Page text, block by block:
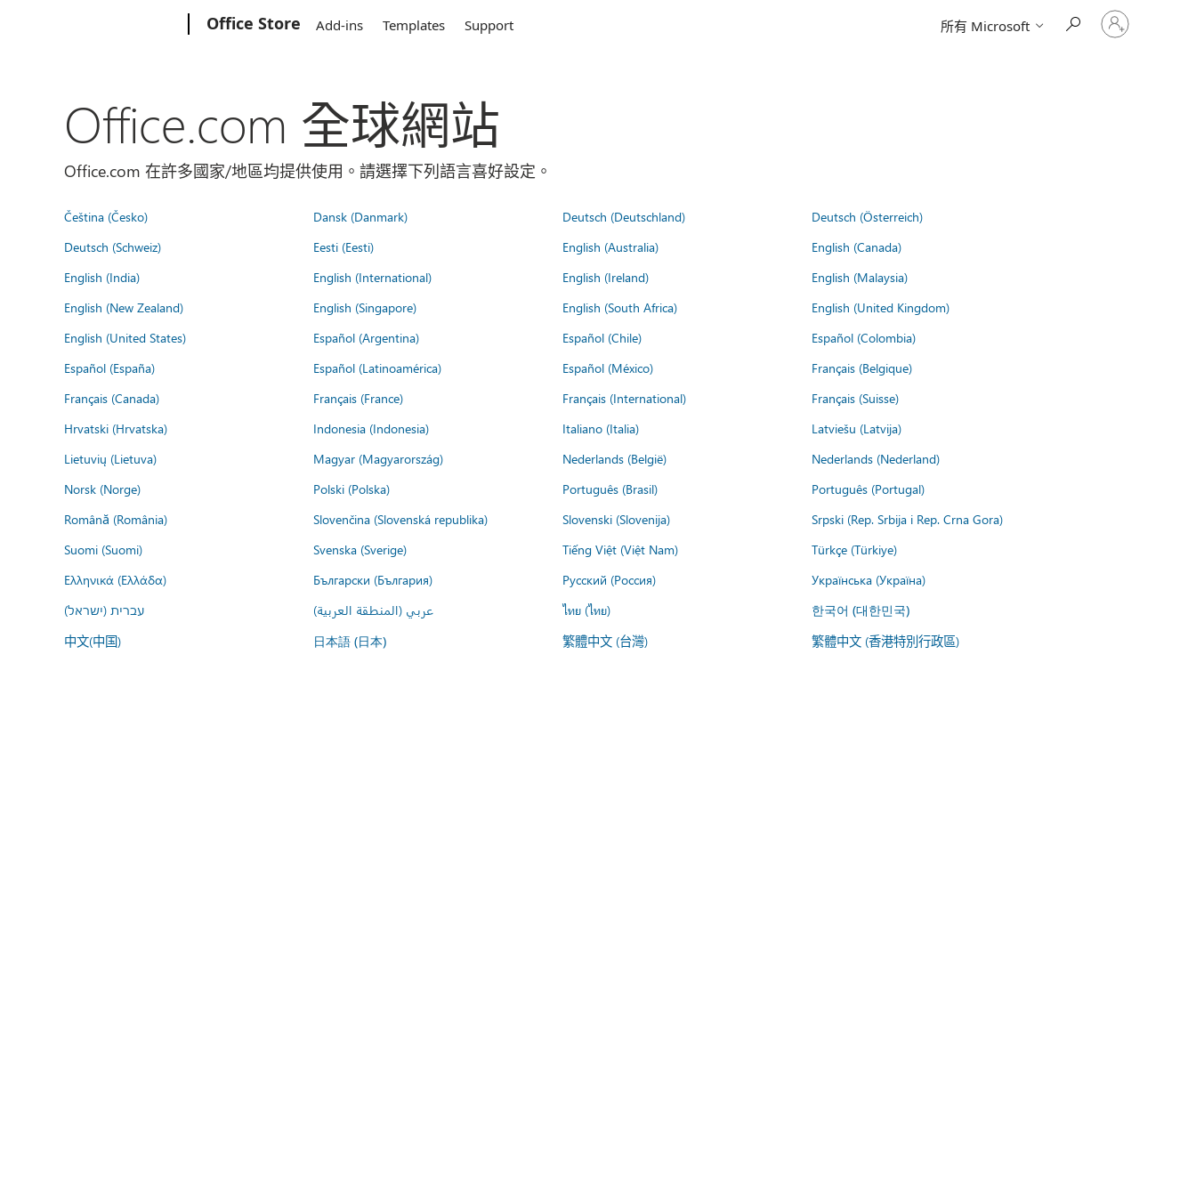
Office Store Add-ins Templates Support 所有 Microsoft
登
入
Office.com 全球網站
Office.com 在許多國家/地區均提供使用。請選擇下列語言喜好設定。
Čeština (Česko) Dansk (Danmark) Deutsch (Deutschland)
Deutsch (Österreich)
Deutsch (Schweiz)
Eesti (Eesti) English (Australia)
English (Canada)
English (India)
English (International) English (Ireland)
English (Malaysia)
English (New Zealand)
English (Singapore) English (South Africa)
English (United Kingdom)
English (United States)
Español (Argentina) Español (Chile)
Español (Colombia)
Español (España)
Español (Latinoamérica) Español (México)
Français (Belgique)
Français (Canada)
Français (France) Français (International)
Français (Suisse)
Hrvatski (Hrvatska)
Indonesia (Indonesia) Italiano (Italia)
Latviešu (Latvija)
Lietuvių (Lietuva)
Magyar (Magyarország) Nederlands (België)
Nederlands (Nederland)
Norsk (Norge)
Polski (Polska) Português (Brasil)
Português (Portugal)
Română (România)
Slovenčina (Slovenská republika) Slovenski (Slovenija)
Srpski (Rep. Srbija i Rep. Crna Gora)
Suomi (Suomi)
Svenska (Sverige) Tiếng Việt (Việt Nam)
Türkçe (Türkiye)
Ελληνικά (Ελλάδα)
Български (България) Русский (Россия)
Українська (Україна)
עברית (ישראל)
عربي (المنطقة العربية) ไทย (ไทย) 한국어 (대한민국)
中文(中国) 日本語 (日本) 繁體中文 (台灣) 繁體中文 (香港特別行政區)